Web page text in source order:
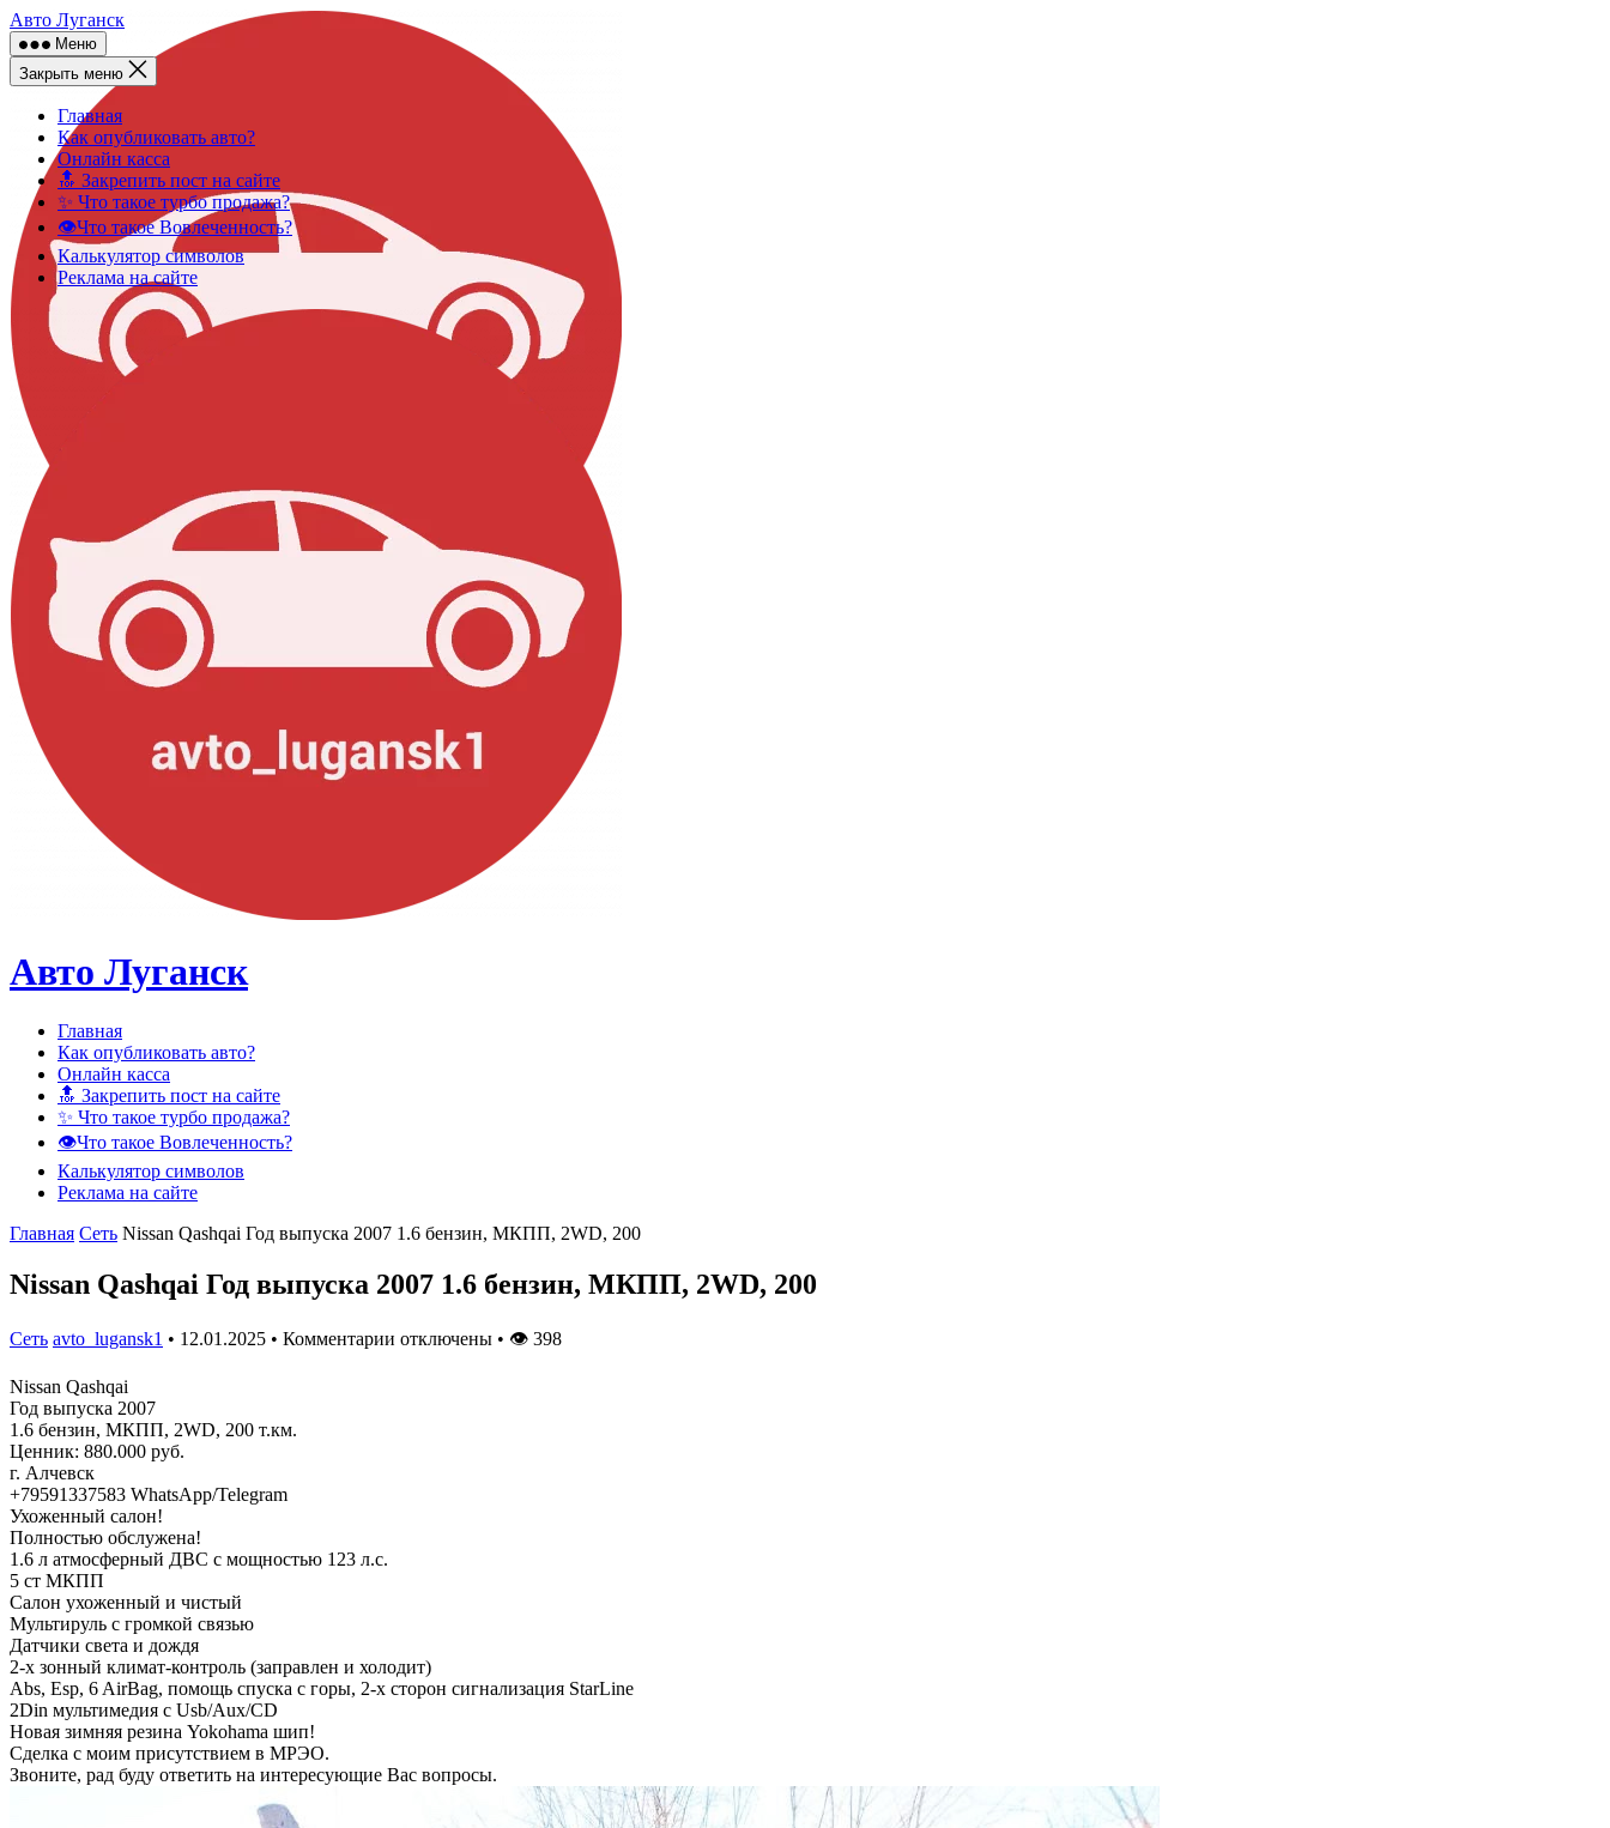
Skip
to
content
Авто Луганск
Меню
Закрыть меню
Главная
Как опубликовать авто?
Онлайн касса
🔝 Закрепить пост на сайте
✨ Что такое турбо продажа?
👁️Что такое Вовлеченность?
Калькулятор символов
Реклама на сайте
Авто Луганск
Главная
Как опубликовать авто?
Онлайн касса
🔝 Закрепить пост на сайте
✨ Что такое турбо продажа?
👁️Что такое Вовлеченность?
Калькулятор символов
Реклама на сайте
Главная Сеть Nissan Qashqai Год выпуска 2007 1.6 бензин, МКПП, 2WD, 200
Nissan Qashqai Год выпуска 2007 1.6 бензин, МКПП, 2WD, 200
Сеть avto_lugansk1 • 12.01.2025 • Комментарии отключены • 👁 398
Nissan Qashqai
Год выпуска 2007
1.6 бензин, МКПП, 2WD, 200 т.км.
Ценник: 880.000 руб.
г. Алчевск
+79591337583 WhatsApp/Telegram
Ухоженный салон!
Полностью обслужена!
1.6 л атмосферный ДВС с мощностью 123 л.с.
5 ст МКПП
Салон ухоженный и чистый
Мультируль с громкой связью
Датчики света и дождя
2-х зонный климат-контроль (заправлен и холодит)
Abs, Esp, 6 AirBag, помощь спуска с горы, 2-х сторон сигнализация StarLine
2Din мультимедия с Usb/Aux/CD
Новая зимняя резина Yokohama шип!
Сделка с моим присутствием в МРЭО.
Звоните, рад буду ответить на интересующие Вас вопросы.